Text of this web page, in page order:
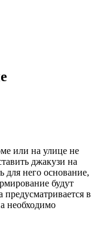
или на улице не
джакузи на
для него основание,
будут
предусматривается в
необходимо